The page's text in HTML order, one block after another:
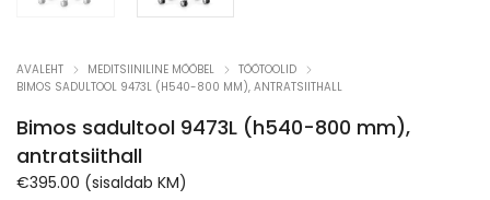
AVALEHT MEDITSIINILINE MÖÖBEL
TÖÖTOOLID
BIMOS SADULTOOL 9473L (H540-800 MM), ANTRATSIITHALL
Bimos sadultool 9473L (h540-800 mm),
antratsiithall
€395.00 (sisaldab KM)